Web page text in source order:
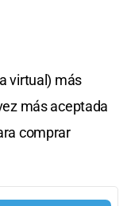
virtual) más
más aceptada
comprar